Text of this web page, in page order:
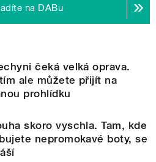
na DABu
čeká velká oprava.
ale můžete přijít na
prohlídku
skoro vyschla. Tam, kde
nepromokavé boty, se